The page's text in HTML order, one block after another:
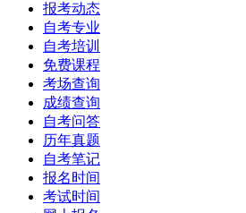
报考动态
自考专业
自考培训
免费课程
考场查询
成绩查询
自考问答
历年真题
自考笔记
报名时间
考试时间